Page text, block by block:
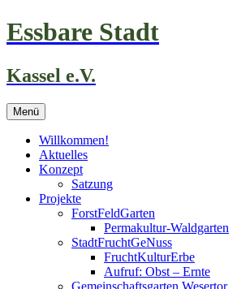
Zum
Inhalt
Essbare Stadt
Kassel e.V.
Menü
Willkommen!
Aktuelles
Konzept
Satzung
Projekte
ForstFeldGarten
Permakultur-Waldgarten
StadtFruchtGeNuss
FruchtKulturErbe
Aufruf: Obst – Ernte
Gemeinschaftsgarten Wesertor